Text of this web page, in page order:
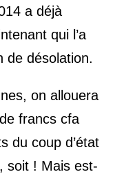
a déjà
qui l’a
de désolation.
on allouera
francs cfa
du coup d’état
soit ! Mais est-